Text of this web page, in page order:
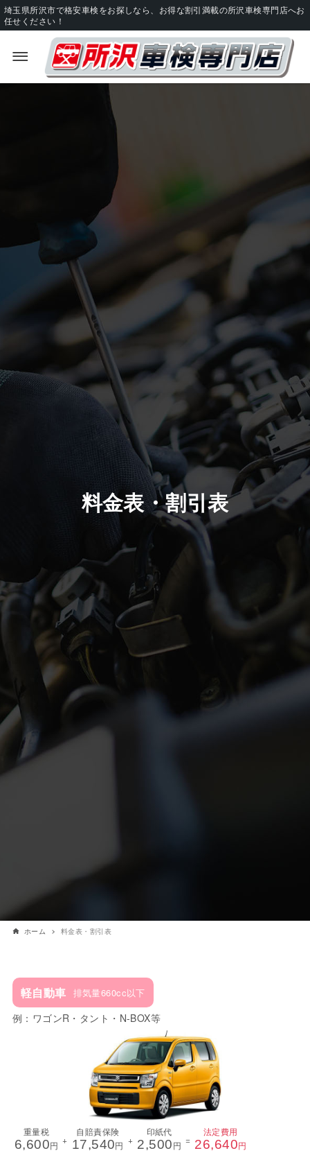
埼玉県所沢市で格安車検をお探しなら、お得な割引満載の所沢車検専門店へお
任せください！
料金表・割引表
ホーム 料金表・割引表
軽自動車 排気量660cc以下
例：ワゴンR・タント・N-BOX等
重量税
6,600円 +
自賠責保険
17,540円 +
印紙代
2,500円 =
法定費用
26,640円